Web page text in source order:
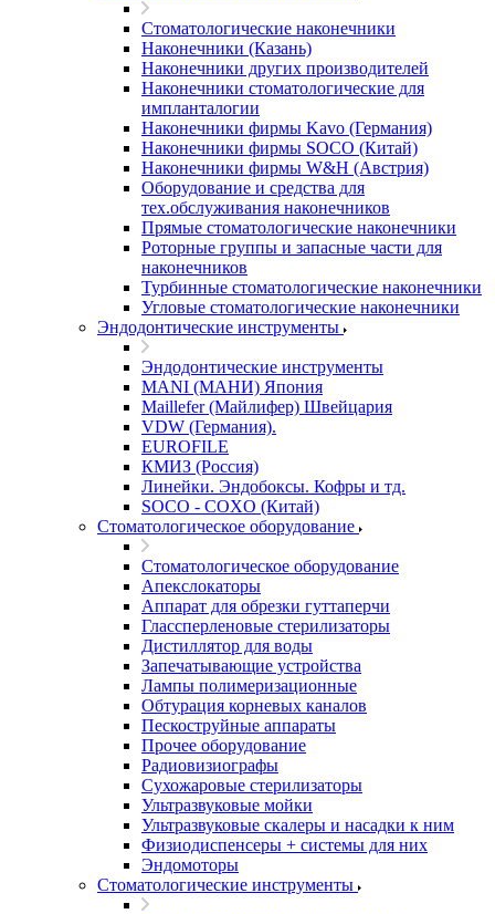
Стоматологические наконечники
Наконечники (Казань)
Наконечники других производителей
Наконечники стоматологические для
импланталогии
Наконечники фирмы Kavo (Германия)
Наконечники фирмы SOCO (Китай)
Наконечники фирмы W&H (Австрия)
Оборудование и средства для
тех.обслуживания наконечников
Прямые стоматологические наконечники
Роторные группы и запасные части для
наконечников
Турбинные стоматологические наконечники
Угловые стоматологические наконечники
Эндодонтические инструменты
Эндодонтические инструменты
MANI (МАНИ) Япония
Maillefer (Майлифер) Швейцария
VDW (Германия).
EUROFILE
КМИЗ (Россия)
Линейки. Эндобоксы. Кофры и тд.
SOCO - COXO (Китай)
Стоматологическое оборудование
Стоматологическое оборудование
Апекслокаторы
Аппарат для обрезки гуттаперчи
Глассперленовые стерилизаторы
Дистиллятор для воды
Запечатывающие устройства
Лампы полимеризационные
Обтурация корневых каналов
Пескоструйные аппараты
Прочее оборудование
Радиовизиографы
Сухожаровые стерилизаторы
Ультразвуковые мойки
Ультразвуковые скалеры и насадки к ним
Физиодиспенсеры + системы для них
Эндомоторы
Стоматологические инструменты